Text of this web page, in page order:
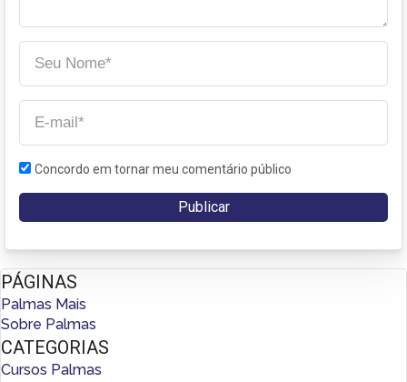
Concordo em tornar meu comentário público
PÁGINAS
Palmas Mais
Sobre Palmas
CATEGORIAS
Cursos Palmas